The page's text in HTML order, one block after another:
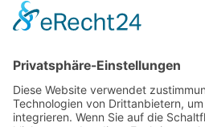
Band 28: Andrea Zeller
Eurorettung um jeden Preis?
Band 27: Thomas Jansen
Europa verstehen